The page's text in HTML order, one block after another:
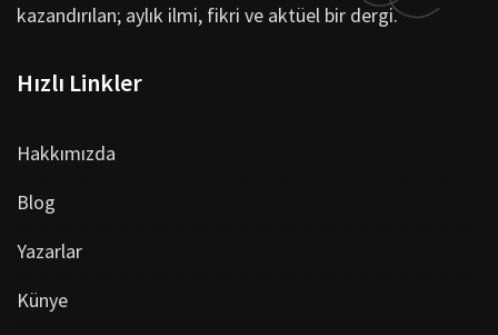
kazandırılan; aylık ilmi, fikri ve aktüel bir dergi.
Hızlı Linkler
Hakkımızda
Blog
Yazarlar
Künye